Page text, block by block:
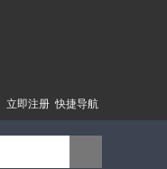
快捷导航
立即注册